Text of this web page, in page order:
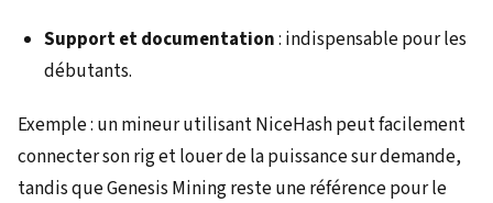
Support et documentation: indispensable pour les
débutants.
Exemple : un mineur utilisant NiceHash peut facilement
connecter son rig et louer de la puissance sur demande,
tandis que Genesis Mining reste une référence pour le